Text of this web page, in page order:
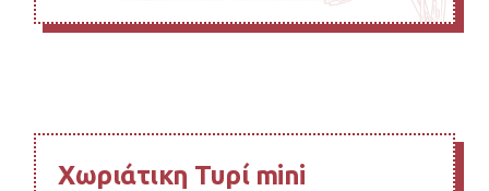
Χωριάτικη Τυρί mini